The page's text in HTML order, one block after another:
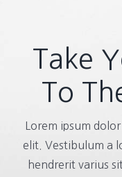
Take
To
Lorem ipsum
elit. Vestibulum a
hendrerit varius